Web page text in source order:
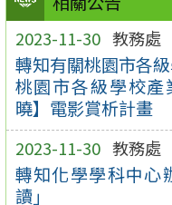
2023-11-30 教務處
轉知有關桃園市各
桃園市各級學校
曉】電影賞析計畫
2023-11-30 教務處
轉知化學學科中心
讀」